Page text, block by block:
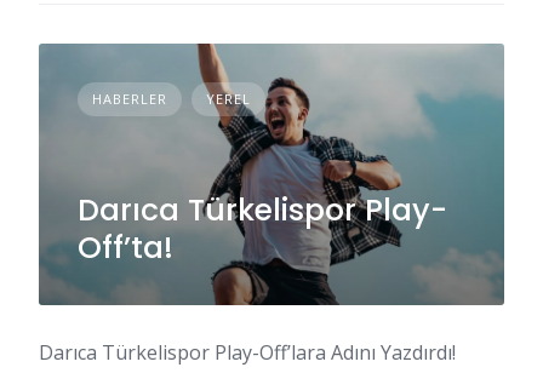
HABERLER YEREL
Darıca Türkelispor Play-
Off’ta!
Darıca Türkelispor Play-Off’lara Adını Yazdırdı!